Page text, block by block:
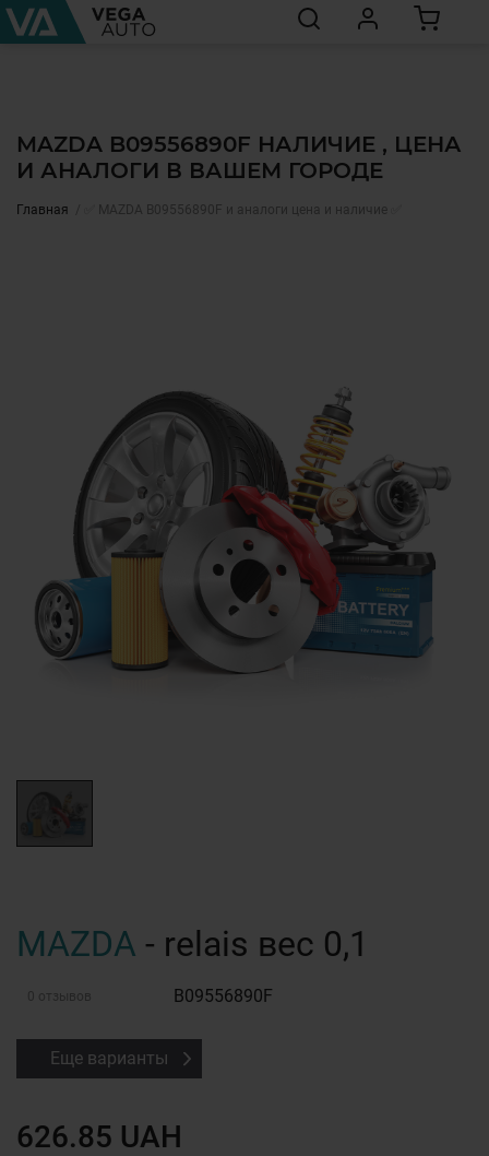
MAZDA B09556890F НАЛИЧИЕ , ЦЕНА
И АНАЛОГИ В ВАШЕМ ГОРОДЕ
Главная ✅ MAZDA B09556890F и аналоги цена и наличие ✅
MAZDA - relais вес 0,1
0 отзывов B09556890F
Еще варианты
626.85 UAH